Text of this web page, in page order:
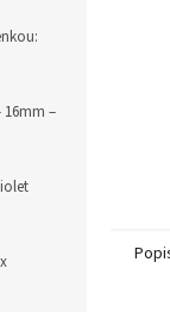
16mm –